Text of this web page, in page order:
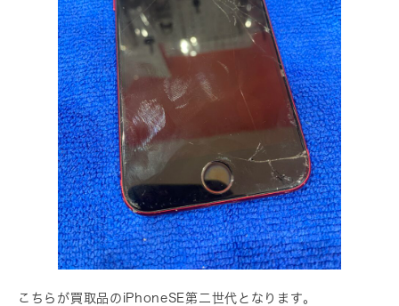
こちらが買取品のiPhoneSE第二世代となります。